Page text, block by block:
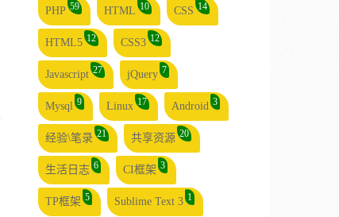
PHP 59 HTML 10 CSS 14
HTML5 12 CSS3 12
Javascript 27 jQuery 7
Mysql 9 Linux 17 Android 3
经验\笔录 21 共享资源 20
生活日志 6 CI框架 3
TP框架 5 Sublime Text 3 1